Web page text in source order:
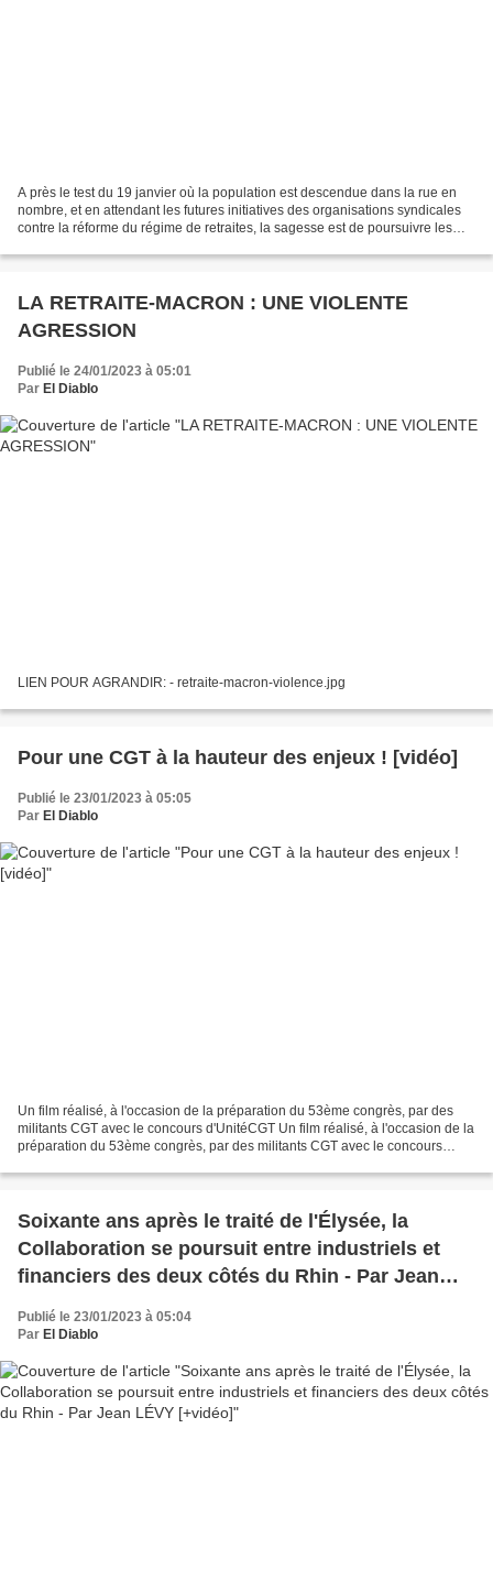
A près le test du 19 janvier où la population est descendue dans la rue en
nombre, et en attendant les futures initiatives des organisations syndicales
contre la réforme du régime de retraites, la sagesse est de poursuivre les
LA RETRAITE-MACRON : UNE VIOLENTE
AGRESSION
Publié le 24/01/2023 à 05:01
Par El Diablo
LIEN POUR AGRANDIR: - retraite-macron-violence.jpg
Pour une CGT à la hauteur des enjeux ! [vidéo]
Publié le 23/01/2023 à 05:05
Par El Diablo
Un film réalisé, à l'occasion de la préparation du 53ème congrès, par des
militants CGT avec le concours d'UnitéCGT Un film réalisé, à l'occasion de la
préparation du 53ème congrès, par des militants CGT avec le concours
Soixante ans après le traité de l'Élysée, la
Collaboration se poursuit entre industriels et
financiers des deux côtés du Rhin - Par Jean
Publié le 23/01/2023 à 05:04
Par El Diablo